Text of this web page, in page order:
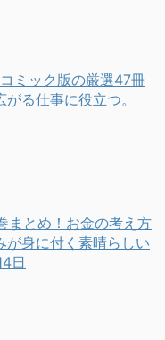
ミック版の厳選47冊
る仕事に役立つ。
まとめ！お金の考え方
が身に付く素晴らしい
日